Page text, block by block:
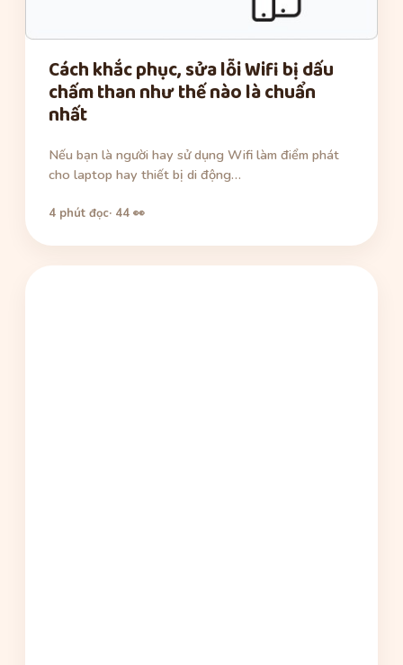
Cách khắc phục, sửa lỗi Wifi bị dấu
chấm than như thế nào là chuẩn
nhất
Nếu bạn là người hay sử dụng Wifi làm điểm phát
cho laptop hay thiết bị di động…
4 phút đọc· 44 👀